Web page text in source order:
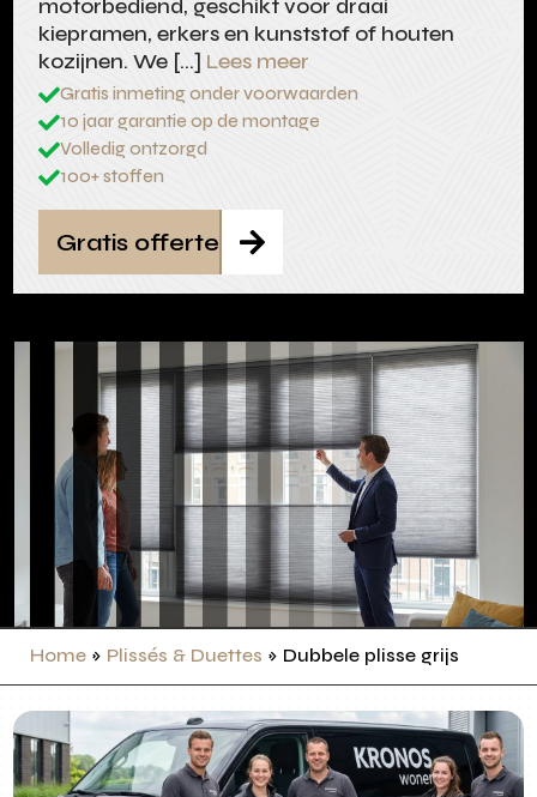
motorbediend, geschikt voor draai
kiepramen, erkers en kunststof of houten
kozijnen. We […] Lees meer
Gratis inmeting onder voorwaarden
10 jaar garantie op de montage
Volledig ontzorgd
100+ stoffen

Gratis offerte
Home » Plissés & Duettes » Dubbele plisse grijs